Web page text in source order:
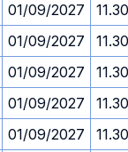
01/09/2027 11.30
01/09/2027 11.30
01/09/2027 11.30
01/09/2027 11.30
01/09/2027 11.30